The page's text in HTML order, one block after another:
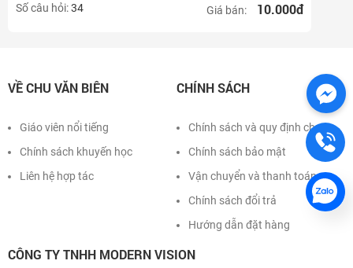
Số câu hỏi:34 Giá bán: 10.000đ
VỀ CHU VĂN BIÊN
Giáo viên nổi tiếng
Chính sách khuyến học
Liên hệ hợp tác
CHÍNH SÁCH
Chính sách và quy định chung
Chính sách bảo mật
Vận chuyển và thanh toán
Chính sách đổi trả
Hướng dẫn đặt hàng
CÔNG TY TNHH MODERN VISION